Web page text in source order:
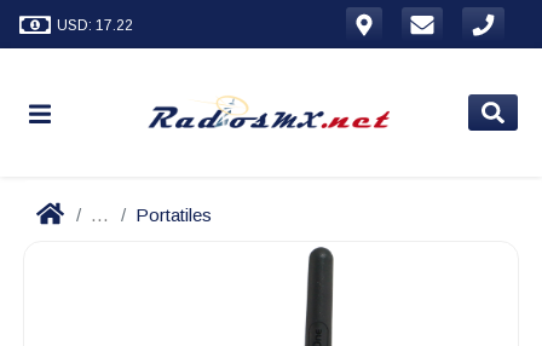
USD: 17.22
... Portatiles